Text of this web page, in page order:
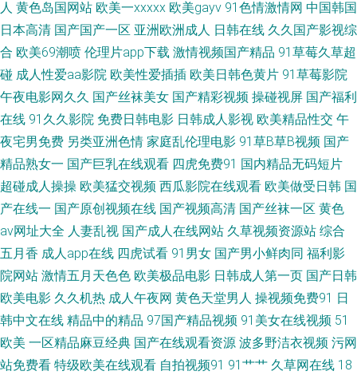
利视频蜜桃 欧美性爱主站 91大神论理少妇 俺去五月官网站 韩国免费av大全
亚洲另类春色 91偷拍网123 国产第七页 人人操人人 午夜剧场三级片 www热
9 玖草资源站 色伊人婷婷 avttbt 人人超碰人人鲁 天天干天天干 伊人色涩 97
人人肏 超碰欧美碰 久草福利 超碰亚洲无码 午夜日比导航 99爱久 九一蜜桃
免费观看91网站 午夜久干视频完整 99人妻草 东方影库av日韩 加勒比操逼 日
韩精品一 影音先锋欧美 97超碰综合 豆花免费网站 另类av专区 日本理伦少妇
电影 在线影院av 超碰97色 久草蜜桃在线 91蜜臀中文字幕 超碰人人草73 激
情五月天社区 欧美毛片网 深夜福利剧场 91露脸双飞 俺去也影视 国产一二三
人 黄色岛国网站 欧美一xxxxx 欧美gayv 91色情激情网 中国韩国
日本高清 国产国产一区 亚洲欧洲成人 日韩在线 久久国产影视综
合 欧美69潮喷 伦理片app下载 激情视频国产精品 91草莓久草超
碰 成人性爱aa影院 欧美性爱插插 欧美日韩色黄片 91草莓影院
午夜电影网久久 国产丝袜美女 国产精彩视频 操碰视屏 国产福利
在线 91久久影院 免费日韩电影 日韩成人影视 欧美精品性交 午
夜宅男免费 另类亚洲色情 家庭乱伦理电影 91草B草B视频 国产
精品熟女一 国产巨乳在线观看 四虎免费91 国内精品无码短片
超碰成人操操 欧美猛交视频 西瓜影院在线观看 欧美做受日韩 国
产在线一 国产原创视频在线 国产视频高清 国产丝袜一区 黄色
av网址大全 人妻乱视 国产成人在线网站 久草视频资源站 综合
五月香 成人app在线 四虎试看 91男女 国产男小鲜肉同 福利影
院网站 激情五月天色色 欧美极品电影 日韩成人第一页 国产日韩
欧美电影 久久机热 成人午夜网 黄色天堂男人 操视频免费91 日
韩中文在线 精品中的精品 97国产精品视频 91美女在线视频 51
欧美 一区精品麻豆经典 国产在线观看资源 波多野洁衣视频 污网
站免费看 特级欧美在线观看 自拍视频91 91艹艹 久草网在线 18